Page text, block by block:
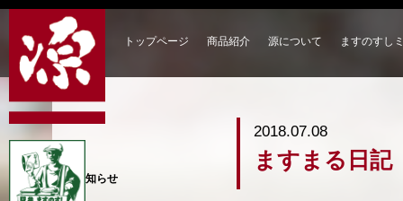
トップページ 商品紹介 源について ますのすし
2018.07.08
ますまる日記
お知らせ